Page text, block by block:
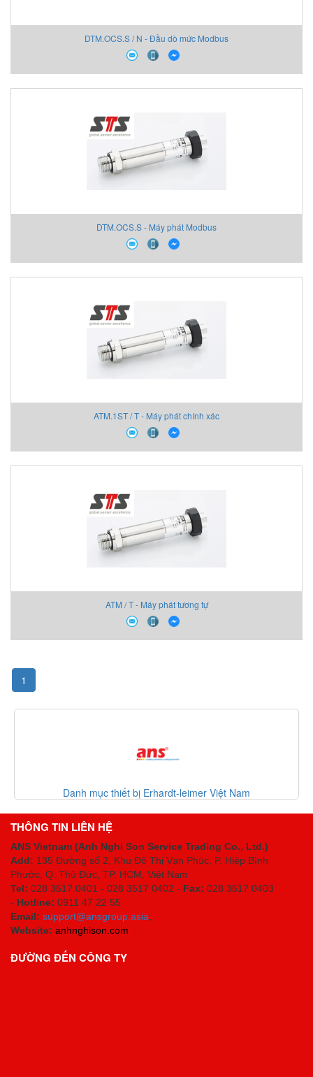
DTM.OCS.S / N - Đầu dò mức Modbus
DTM.OCS.S - Máy phát Modbus
ATM.1ST / T - Máy phát chính xác
ATM / T - Máy phát tương tự
1
Danh mục thiết bị Erhardt-leimer Việt Nam
THÔNG TIN LIÊN HỆ
ANS Vietnam (Anh Nghi Son Service Trading Co., Ltd.)
Add: 135 Đường số 2, Khu Đô Thị Vạn Phúc, P. Hiệp Bình
Phước, Q. Thủ Đức, TP. HCM , Việt Nam
Tel: 028 3517 0401 - 028 3517 0402 - Fax: 028 3517 0403
- Hotline: 0911 47 22 55
Email: support@ansgroup.asia;
Website: anhnghison.com
ĐƯỜNG ĐẾN CÔNG TY